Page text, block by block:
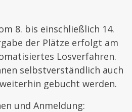
8. bis einschließlich 14.
der Plätze erfolgt am
Losverfahren.
selbstverständlich auch
gebucht werden.
und Anmeldung: